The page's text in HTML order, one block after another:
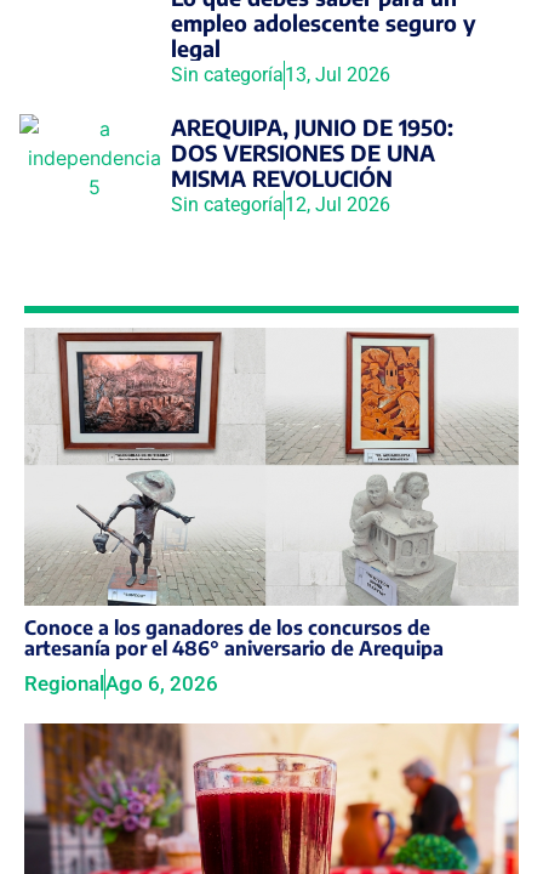
empleo adolescente seguro y
legal
Sin categoría13, Jul 2026
AREQUIPA, JUNIO DE 1950:
DOS VERSIONES DE UNA
MISMA REVOLUCIÓN
Sin categoría12, Jul 2026
Conoce a los ganadores de los concursos de
artesanía por el 486° aniversario de Arequipa
Regional Ago 6, 2026